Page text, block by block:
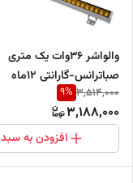
والواشر ۳۶وات یک متری
صباترانس-گارانتی ۱۲ماه
3,514,000
9%
3,188,000
افزودن به سبد